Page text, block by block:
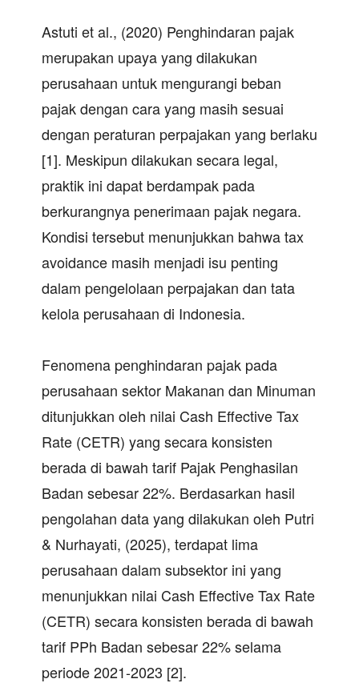
Astuti et al., (2020) Penghindaran pajak
merupakan upaya yang dilakukan
perusahaan untuk mengurangi beban
pajak dengan cara yang masih sesuai
dengan peraturan perpajakan yang berlaku
[1]. Meskipun dilakukan secara legal,
praktik ini dapat berdampak pada
berkurangnya penerimaan pajak negara.
Kondisi tersebut menunjukkan bahwa tax
avoidance masih menjadi isu penting
dalam pengelolaan perpajakan dan tata
kelola perusahaan di Indonesia.
Fenomena penghindaran pajak pada
perusahaan sektor Makanan dan Minuman
ditunjukkan oleh nilai Cash Effective Tax
Rate (CETR) yang secara konsisten
berada di bawah tarif Pajak Penghasilan
Badan sebesar 22%. Berdasarkan hasil
pengolahan data yang dilakukan oleh Putri
& Nurhayati, (2025), terdapat lima
perusahaan dalam subsektor ini yang
menunjukkan nilai Cash Effective Tax Rate
(CETR) secara konsisten berada di bawah
tarif PPh Badan sebesar 22% selama
periode 2021-2023 [2].